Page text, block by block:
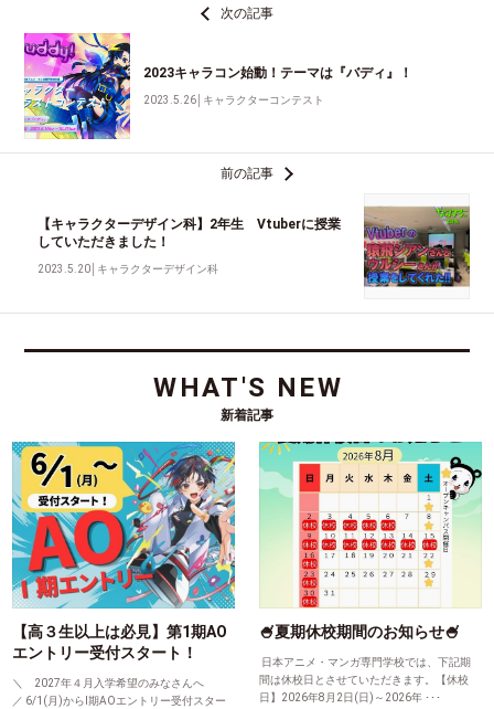
次の記事
2023キャラコン始動！テーマは『バディ』！
2023.5.26 キャラクターコンテスト
前の記事
【キャラクターデザイン科】2年生 Vtuberに授業
していただきました！
2023.5.20 キャラクターデザイン科
WHAT'S NEW
新着記事
【高３生以上は必見】第1期AO
エントリー受付スタート！
＼ 2027年４月入学希望のみなさんへ
／ 6/1(月)からⅠ期AOエントリー受付スター
🍧夏期休校期間のお知らせ🍧
日本アニメ・マンガ専門学校では、下記期
間は休校日とさせていただきます。【休校
日】2026年8月2日(日)～2026年 ･･･